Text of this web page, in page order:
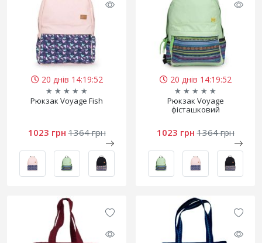
20 днів 14:19:52
★ ★ ★ ★ ★
Рюкзак Voyage Fish
1023 грн 1364 грн
20 днів 14:19:52
★ ★ ★ ★ ★
Рюкзак Voyage
фісташковий
1023 грн 1364 грн